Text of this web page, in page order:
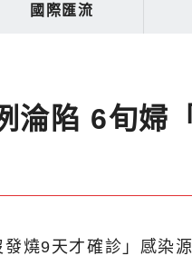
國際匯流
淪陷 6旬婦